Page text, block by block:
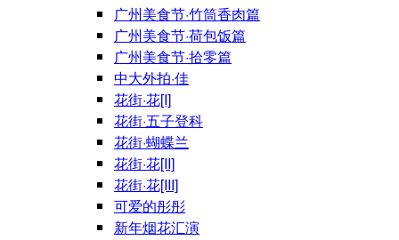
广州美食节·竹筒香肉篇
广州美食节·荷包饭篇
广州美食节·拾零篇
中大外拍·佳
花街·花[I]
花街·五子登科
花街·蝴蝶兰
花街·花[II]
花街·花[III]
可爱的彤彤
新年烟花汇演